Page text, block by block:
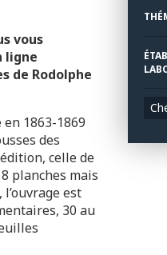
vous
ligne
de Rodolphe
1863-1869
des
celle de
planches mais
est
30 au